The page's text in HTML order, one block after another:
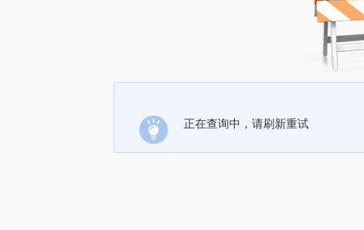
正在查询中，请刷新重试